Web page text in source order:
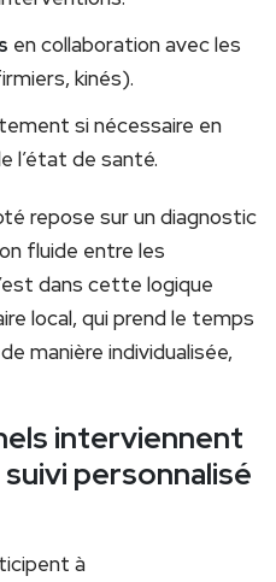
en collaboration avec les
kinés).
si nécessaire en
l’état de santé.
repose sur un diagnostic
fluide entre les
dans cette logique
local, qui prend le temps
manière individualisée,
interviennent
suivi personnalisé
à